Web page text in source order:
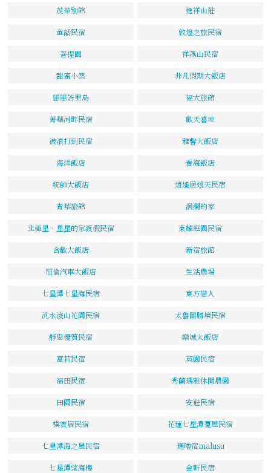
茂榮別館 逸祥山莊
童話民宿 敦煌之旅民宿
菩提園 祥燕山民宿
甜蜜小築 非凡假期大飯店
戀戀峇里島 福大旅館
菁華河畔民宿 歡天喜地
被浪打到民宿 雅馨大飯店
海洋飯店 看海飯店
統帥大飯店 逍遙居透天民宿
青葉旅館 洄瀾的家
北極星．星星的家渡假民宿 東耀庭園民宿
合歡大飯店 新宿旅館
冠倫汽車大飯店 生活農場
七星潭七星海民宿 東方戀人
汎水淩山花園民宿 太魯閣勝境民宿
靜思優質民宿 樂城大飯店
富莉民宿 英園民宿
福田民宿 秀蘭瑪雅休閒農園
田園民宿 安莊民宿
樸實居民宿 花蓮七星潭夏屋民宿
七星潭海之屋民宿 瑪嚕宿malusu
七星潭望海樓 金軒民宿